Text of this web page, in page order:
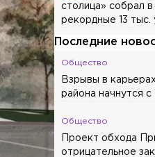
столица» собрал
рекордные 13 тыс.
Последние
Общество
Взрывы в
района начнутся с
Общество
Проект обхода
отрицательное